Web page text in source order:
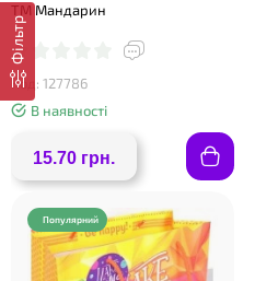
Фільтр
ТМ Мандарин
Код: 127786
В наявності
15.70 грн.
Популярний